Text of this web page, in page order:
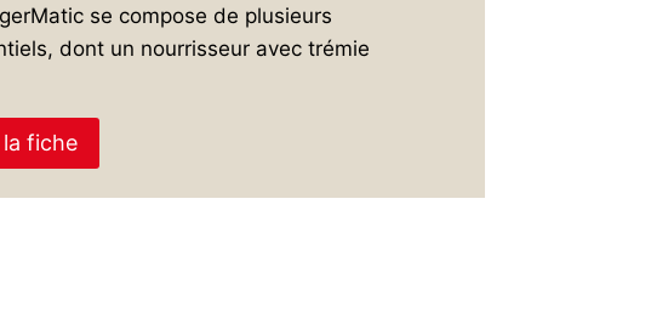
se compose de plusieurs
dont un nourrisseur avec trémie
fiche